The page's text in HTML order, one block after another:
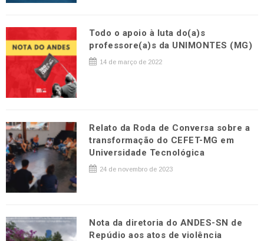
Todo o apoio à luta do(a)s
professore(a)s da UNIMONTES (MG)
14 de março de 2022
Relato da Roda de Conversa sobre a
transformação do CEFET-MG em
Universidade Tecnológica
24 de novembro de 2023
Nota da diretoria do ANDES-SN de
Repúdio aos atos de violência